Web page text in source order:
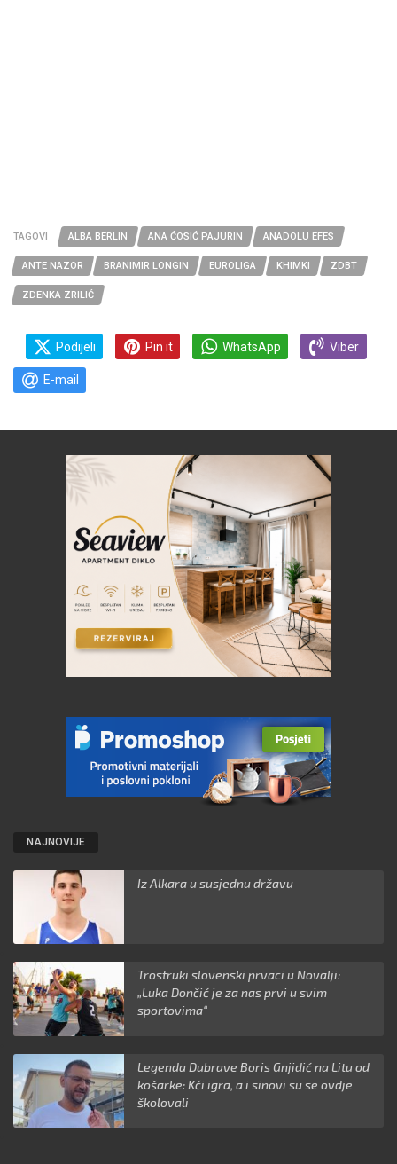
TAGOVI ALBA BERLIN ANA ĆOSIĆ PAJURIN ANADOLU EFES
ANTE NAZOR BRANIMIR LONGIN EUROLIGA KHIMKI ZDBT
ZDENKA ZRILIĆ
Podijeli Pin it WhatsApp Viber
E-mail
NAJNOVIJE
Iz Alkara u susjednu državu
Trostruki slovenski prvaci u Novalji:
„Luka Dončić je za nas prvi u svim
sportovima“
Legenda Dubrave Boris Gnjidić na Litu od
košarke: Kći igra, a i sinovi su se ovdje
školovali